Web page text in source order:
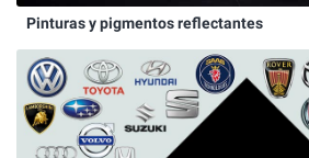
Pinturas y pigmentos reflectantes